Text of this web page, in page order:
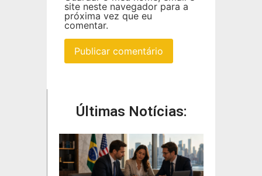
site neste navegador para a
próxima vez que eu
comentar.
Últimas Notícias: